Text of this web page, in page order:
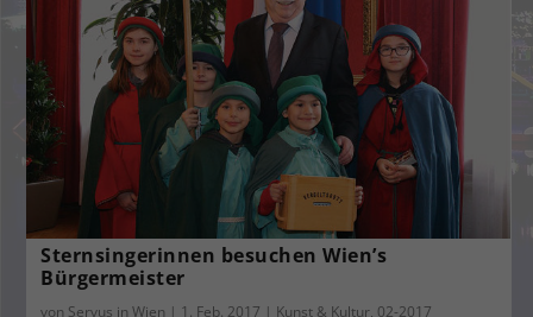
Sternsingerinnen besuchen Wien’s
Bürgermeister
von Servus in Wien | 1. Feb. 2017 | Kunst & Kultur, 02-2017